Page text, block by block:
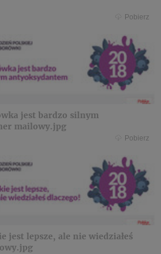
Pobierz
jest bardzo silnym
mailowy.jpg
Pobierz
jest lepsze, ale nie wiedziałeś